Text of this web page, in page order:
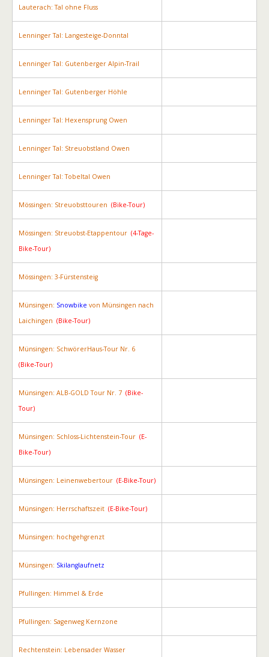
Lauterach: Tal ohne Fluss
Lenninger Tal: Langesteige-Donntal
Lenninger Tal: Gutenberger Alpin-Trail
Lenninger Tal: Gutenberger Höhle
Lenninger Tal: Hexensprung Owen
Lenninger Tal: Streuobstland Owen
Lenninger Tal: Tobeltal Owen
Mössingen: Streuobsttouren (Bike-Tour)
Mössingen: Streuobst-Etappentour (4-Tage-
Bike-Tour)
Mössingen: 3-Fürstensteig
Münsingen: Snowbike von Münsingen nach
Laichingen (Bike-Tour)
Münsingen: SchwörerHaus-Tour Nr. 6
(Bike-Tour)
Münsingen: ALB-GOLD Tour Nr. 7 (Bike-
Tour)
Münsingen: Schloss-Lichtenstein-Tour (E-
Bike-Tour)
Münsingen: Leinenwebertour (E-Bike-Tour)
Münsingen: Herrschaftszeit (E-Bike-Tour)
Münsingen: hochgehgrenzt
Münsingen: Skilanglaufnetz
Pfullingen: Himmel & Erde
Pfullingen: Sagenweg Kernzone
Rechtenstein: Lebensader Wasser